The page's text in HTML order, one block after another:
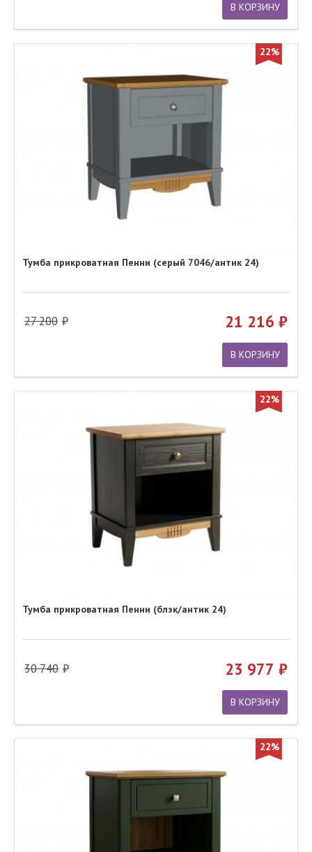
В КОРЗИНУ
22%
Тумба прикроватная Пенни (серый 7046/антик 24)
27 200 21 216
В КОРЗИНУ
22%
Тумба прикроватная Пенни (блэк/антик 24)
30 740 23 977
В КОРЗИНУ
22%